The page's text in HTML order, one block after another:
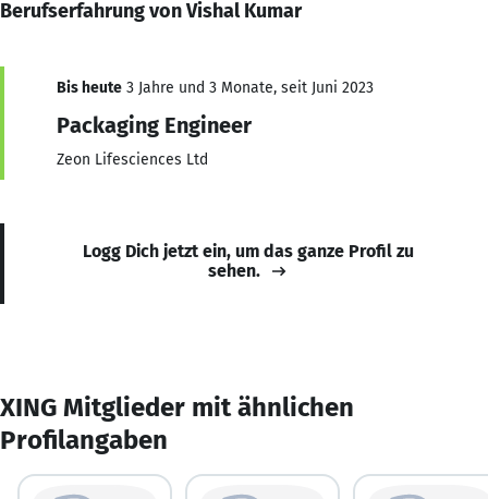
Berufserfahrung von Vishal Kumar
Bis heute 3 Jahre und 3 Monate, seit Juni 2023
Packaging Engineer
Zeon Lifesciences Ltd
Logg Dich jetzt ein, um das ganze Profil zu
sehen.
XING Mitglieder mit ähnlichen
Profilangaben